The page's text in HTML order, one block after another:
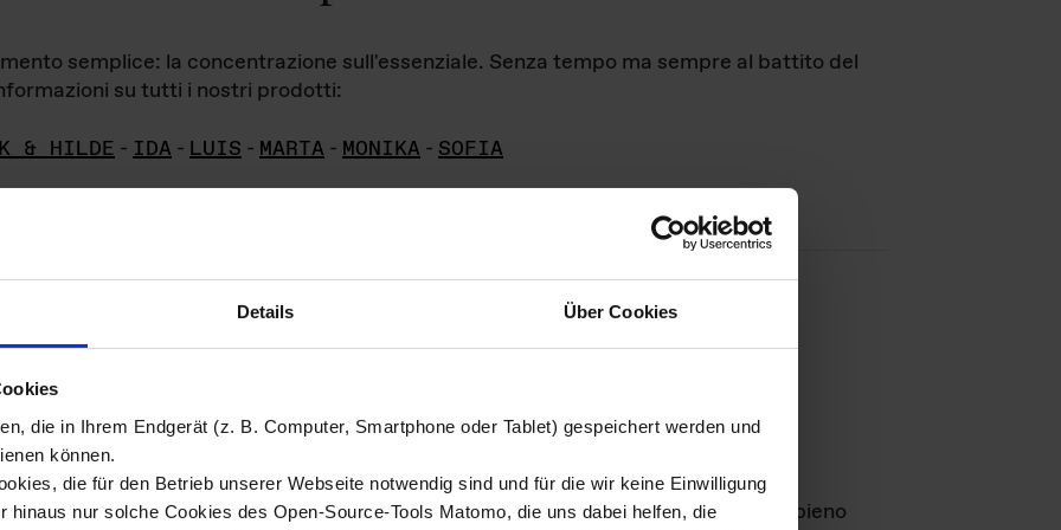
Details Über Cookies
die in Ihrem Endgerät (z. B. Computer, Smartphone oder Tablet) gespeichert werden und
können.
die für den Betrieb unserer Webseite notwendig sind und für die wir keine Einwilligung
hinaus nur solche Cookies des Open-Source-Tools Matomo, die uns dabei helfen, die
semplice: la concentrazione sull'essenziale. Senza tempo ma sempre al battito del
su tutti i nostri prodotti:
& HILDE - IDA - LUIS - MARTA - MONIKA - SOFIA
di immagini
materiale fotografico sono detenuti daDas ganze LebenGmbH e rimangono in pieno